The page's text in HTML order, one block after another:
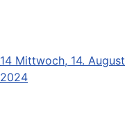
14 Mittwoch, 14. August
2024